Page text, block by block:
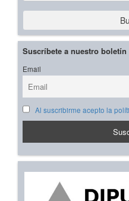
Suscríbete a nuestro boletín
Email
Al suscribirme acepto la